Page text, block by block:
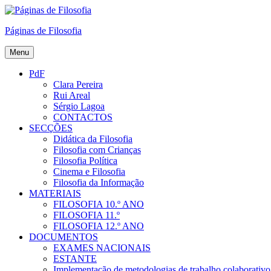
Skip
content
Páginas de Filosofia
Menu
PdF
Clara Pereira
Rui Areal
Sérgio Lagoa
CONTACTOS
SECÇÕES
Didática da Filosofia
Filosofia com Crianças
Filosofia Política
Cinema e Filosofia
Filosofia da Informação
MATERIAIS
FILOSOFIA 10.º ANO
FILOSOFIA 11.º
FILOSOFIA 12.º ANO
DOCUMENTOS
EXAMES NACIONAIS
ESTANTE